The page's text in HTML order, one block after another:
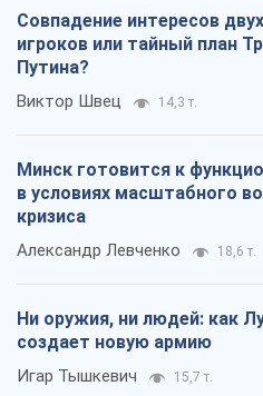
Совпадение интересов
игроков или тайный план
Путина?
Виктор Швец 14,3 т.
Минск готовится к
в условиях масштабного
кризиса
Александр Левченко 18,6 т.
Ни оружия, ни людей: как
создает новую армию
Игар Тышкевич 15,7 т.